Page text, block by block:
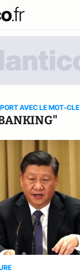
AVEC LE MOT-CLE